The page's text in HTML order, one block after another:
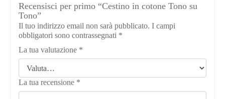
Recensisci per primo “Cestino in cotone Tono su
Tono”
Il tuo indirizzo email non sarà pubblicato. I campi
obbligatori sono contrassegnati *
La tua valutazione *
La tua recensione *